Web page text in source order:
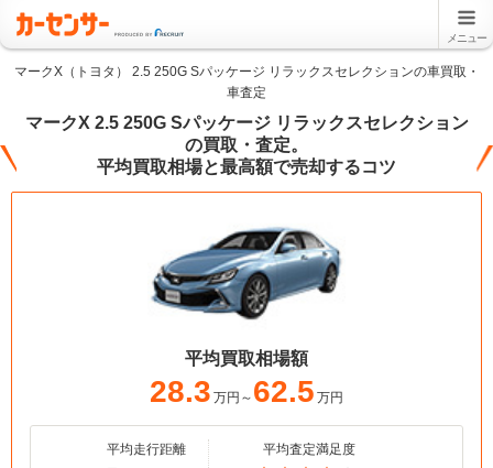
メニュー
マークX（トヨタ） 2.5 250G Sパッケージ リラックスセレクションの車買取・
車査定
マークX 2.5 250G Sパッケージ リラックスセレクション
の買取・査定。
平均買取相場と最高額で売却するコツ
平均買取相場額
28.3 万円～ 62.5 万円
平均走行距離 平均査定満足度